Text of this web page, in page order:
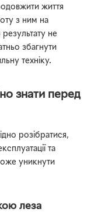
життя
з ним на
не
збагнути
техніку.
знати перед
розібратися,
та
уникнути
леза